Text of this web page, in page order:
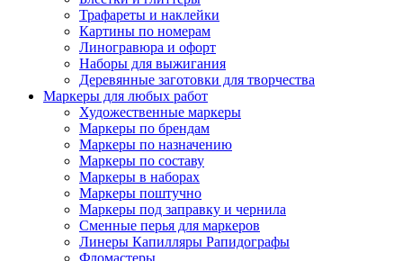
Трафареты и наклейки
Картины по номерам
Линогравюра и офорт
Наборы для выжигания
Деревянные заготовки для творчества
Маркеры для любых работ
Художественные маркеры
Маркеры по брендам
Маркеры по назначению
Маркеры по составу
Маркеры в наборах
Маркеры поштучно
Маркеры под заправку и чернила
Сменные перья для маркеров
Линеры Капилляры Рапидографы
Фломастеры